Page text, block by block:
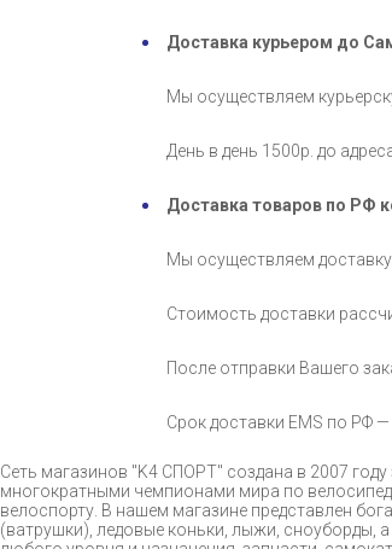
Доставка курьером до
Мы осуществляем
День в день 1500р. до
Доставка товаров по РФ
Мы осуществляем
Стоимость доставки
После отправки Вашего
Срок доставки EMS по РФ —
Сеть магазинов "K4 СПОРТ" создана в 2007
многократными чемпионами мира по
велоспорту. В нашем магазине представлен
(ватрушки), ледовые коньки, лыжи, сноуборды,